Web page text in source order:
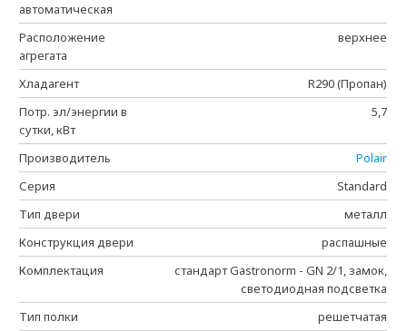
автоматическая
Расположение
агрегата
верхнее
Хладагент
R290 (Пропан)
Потр. эл/энергии в
сутки, кВт
5,7
Производитель
Polair
Серия
Standard
Тип двери
металл
Конструкция двери
распашные
Комплектация
стандарт Gastronorm - GN 2/1, замок,
светодиодная подсветка
Тип полки
решетчатая